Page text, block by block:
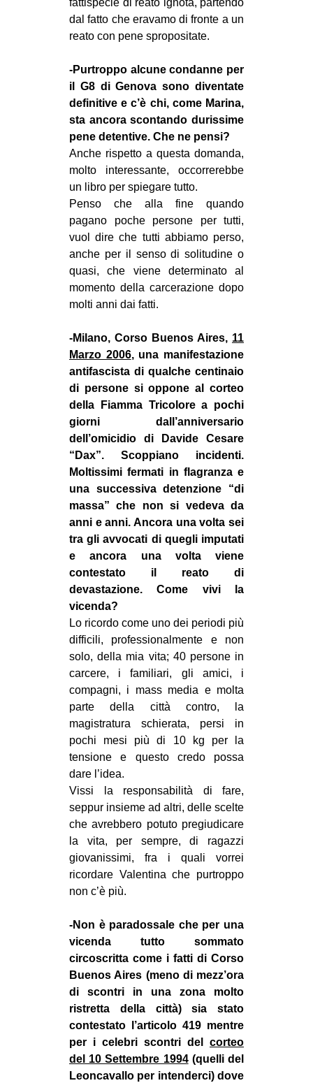
fattispecie di reato ignota, partendo
dal fatto che eravamo di fronte a un
reato con pene spropositate.
-Purtroppo alcune condanne per
il G8 di Genova sono diventate
definitive e c’è chi, come Marina,
sta ancora scontando durissime
pene detentive. Che ne pensi?
Anche rispetto a questa domanda,
molto interessante, occorrerebbe
un libro per spiegare tutto.
Penso che alla fine quando
pagano poche persone per tutti,
vuol dire che tutti abbiamo perso,
anche per il senso di solitudine o
quasi, che viene determinato al
momento della carcerazione dopo
molti anni dai fatti.
-Milano, Corso Buenos Aires, 11
Marzo 2006, una manifestazione
antifascista di qualche centinaio
di persone si oppone al corteo
della Fiamma Tricolore a pochi
giorni dall’anniversario
dell’omicidio di Davide Cesare
“Dax”. Scoppiano incidenti.
Moltissimi fermati in flagranza e
una successiva detenzione “di
massa” che non si vedeva da
anni e anni. Ancora una volta sei
tra gli avvocati di quegli imputati
e ancora una volta viene
contestato il reato di
devastazione. Come vivi la
vicenda?
Lo ricordo come uno dei periodi più
difficili, professionalmente e non
solo, della mia vita; 40 persone in
carcere, i familiari, gli amici, i
compagni, i mass media e molta
parte della città contro, la
magistratura schierata, persi in
pochi mesi più di 10 kg per la
tensione e questo credo possa
dare l’idea.
Vissi la responsabilità di fare,
seppur insieme ad altri, delle scelte
che avrebbero potuto pregiudicare
la vita, per sempre, di ragazzi
giovanissimi, fra i quali vorrei
ricordare Valentina che purtroppo
non c’è più.
-Non è paradossale che per una
vicenda tutto sommato
circoscritta come i fatti di Corso
Buenos Aires (meno di mezz’ora
di scontri in una zona molto
ristretta della città) sia stato
contestato l’articolo 419 mentre
per i celebri scontri del corteo
del 10 Settembre 1994(quelli del
Leoncavallo per intenderci) dove